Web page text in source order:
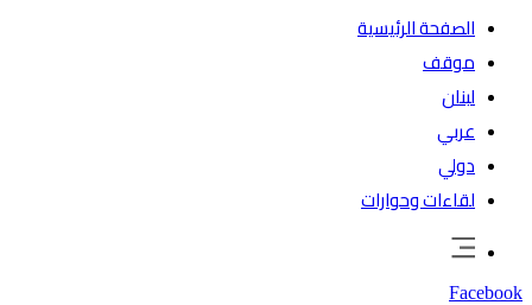
الصفحة الرئيسية
موقف
لبنان
عربي
دولي
لقاءات وحوارات
Facebook